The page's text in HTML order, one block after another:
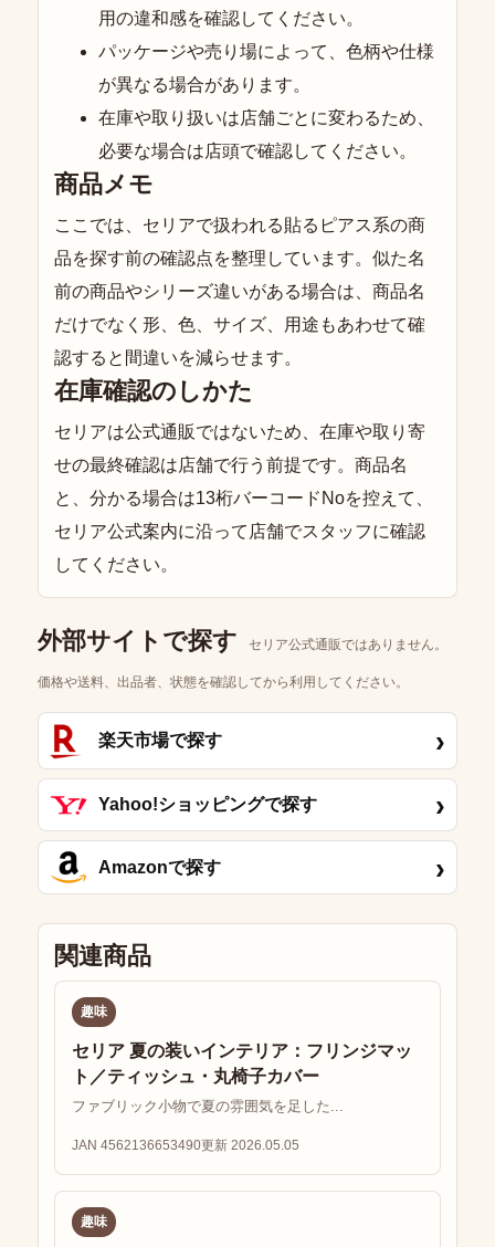
用の違和感を確認してください。
パッケージや売り場によって、色柄や仕様
が異なる場合があります。
在庫や取り扱いは店舗ごとに変わるため、
必要な場合は店頭で確認してください。
商品メモ
ここでは、セリアで扱われる貼るピアス系の商
品を探す前の確認点を整理しています。似た名
前の商品やシリーズ違いがある場合は、商品名
だけでなく形、色、サイズ、用途もあわせて確
認すると間違いを減らせます。
在庫確認のしかた
セリアは公式通販ではないため、在庫や取り寄
せの最終確認は店舗で行う前提です。商品名
と、分かる場合は13桁バーコードNoを控えて、
セリア公式案内に沿って店舗でスタッフに確認
してください。
外部サイトで探す セリア公式通販ではありません。
価格や送料、出品者、状態を確認してから利用してください。
楽天市場で探す ›
Yahoo!ショッピングで探す ›
Amazonで探す ›
関連商品
趣味
セリア 夏の装いインテリア：フリンジマッ
ト／ティッシュ・丸椅子カバー
ファブリック小物で夏の雰囲気を足した...
JAN 4562136653490更新 2026.05.05
趣味